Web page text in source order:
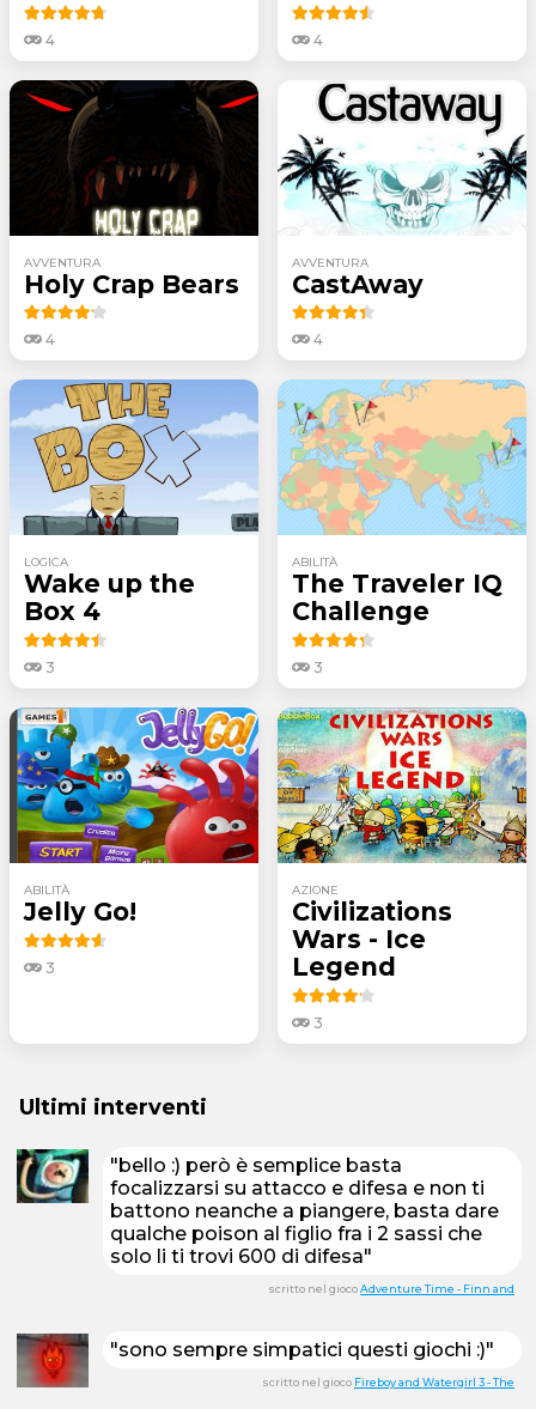
4 4
AVVENTURA
Holy Crap Bears
4
AVVENTURA
CastAway
4
LOGICA
Wake up the
Box 4
3
ABILITÀ
The Traveler IQ
Challenge
3
ABILITÀ
Jelly Go!
3
AZIONE
Civilizations
Wars - Ice
Legend
3
Ultimi interventi
"bello :) però è semplice basta
focalizzarsi su attacco e difesa e non ti
battono neanche a piangere, basta dare
qualche poison al figlio fra i 2 sassi che
solo li ti trovi 600 di difesa"
scritto nel giocoAdventure Time - Finn and
"sono sempre simpatici questi giochi :)"
scritto nel gioco Fireboy and Watergirl 3 - The